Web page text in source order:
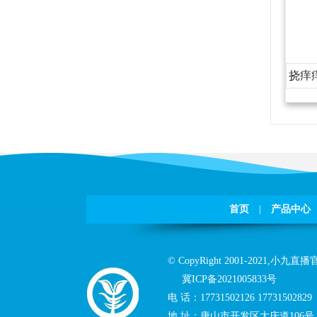
挠痒
首页 产品中心
©CopyRight2001-2021,小九直播
冀ICP备2021005833号
电话： 17731502126 17731502829